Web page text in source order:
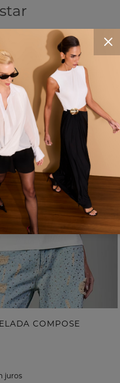
OFF
COMPOSE
juros